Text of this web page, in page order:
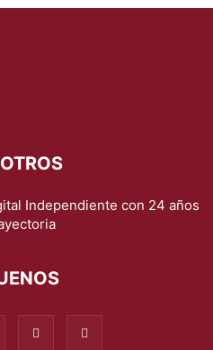
Independiente con 24 años